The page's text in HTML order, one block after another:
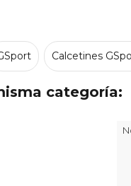
Calcetines
categoría: